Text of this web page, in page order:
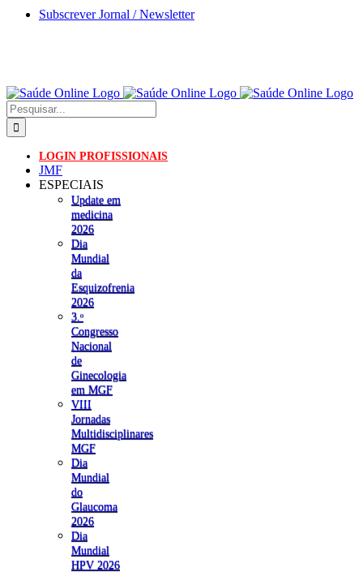
Skip
Subscrever Jornal / Newsletter
Pesquisar
LOGIN PROFISSIONAIS
JMF
ESPECIAIS
Update em
medicina
2026
Dia
Mundial
da
Esquizofrenia
2026
3.ᵒ
Congresso
Nacional
de
Ginecologia
em MGF
VIII
Jornadas
Multidisciplinares
MGF
Dia
Mundial
do
Glaucoma
2026
Dia
Mundial
HPV 2026